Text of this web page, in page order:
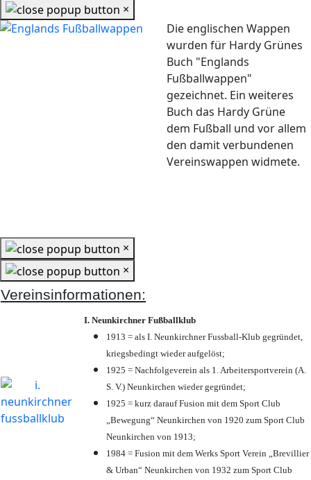
×
Die englischen Wappen
wurden für Hardy Grünes
Buch "Englands
Fußballwappen"
gezeichnet. Ein weiteres
Buch das Hardy Grüne
dem Fußball und vor allem
den damit verbundenen
Vereinswappen widmete.
×
×
Vereinsinformationen:
I. Neunkirchner Fußballklub
1913 = als I. Neunkirchner Fussball-Klub gegründet,
kriegsbedingt wieder aufgelöst;
1925 = Nachfolgeverein als 1. Arbeitersportverein (A.
S. V.) Neunkirchen wieder gegründet;
1925 = kurz darauf Fusion mit dem Sport Club
„Bewegung“ Neunkirchen von 1920 zum Sport Club
Neunkirchen von 1913;
1984 = Fusion mit dem Werks Sport Verein „Brevillier
& Urban“ Neunkirchen von 1932 zum Sport Club